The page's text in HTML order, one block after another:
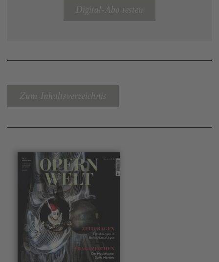
Digital-Abo testen
Zum Inhaltsverzeichnis